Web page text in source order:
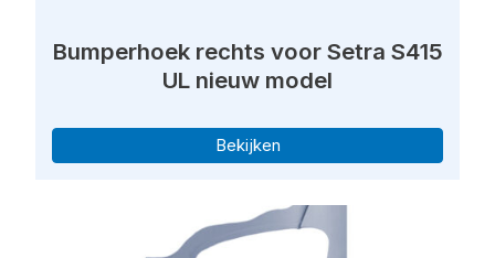
Bumperhoek rechts voor Setra S415
UL nieuw model
Bekijken